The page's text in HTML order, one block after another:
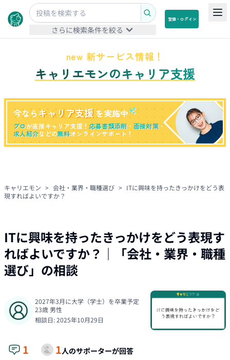
さらに検索条件を絞る
登録・ログイン
new 新サービス情報！
キャリエモンのキャリア支援
今なら キャリア支援 を実施中
プロが直接キャリア支援！応募書類添削 ・ 面接対策・
求人紹介などの無料オンラインサポート！
キャリエモン > 会社・業界・職種選び > ITに興味を持ったきっかけをどう表
現すればよいですか？
ITに興味を持ったきっかけをどう表現す
ればよいですか？ ｜「会社・業界・職種
選び」の相談
2027年3月に大学（学士）を卒業予定
23歳 男性
相談日:2025年10月29日
1 1人のサポーターが回答